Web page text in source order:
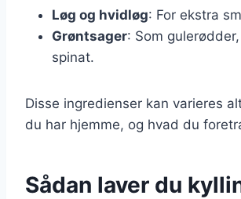
Løg og hvidløg: For ekstra
Grøntsager: Som
spinat.
Disse ingredienser kan varieres
du har hjemme, og hvad du
Sådan laver du